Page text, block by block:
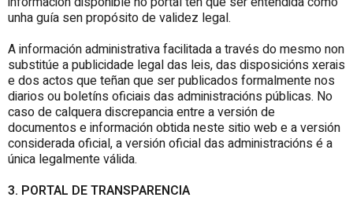
unha guía sen propósito de validez legal.
A información administrativa facilitada a través do mesmo non
substitúe a publicidade legal das leis, das disposicións xerais
e dos actos que teñan que ser publicados formalmente nos
diarios ou boletíns oficiais das administracións públicas. No
caso de calquera discrepancia entre a versión de
documentos e información obtida neste sitio web e a versión
considerada oficial, a versión oficial das administracións é a
única legalmente válida.
3. PORTAL DE TRANSPARENCIA